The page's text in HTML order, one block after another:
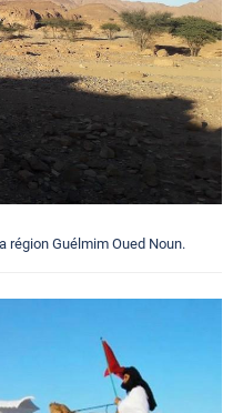
Guélmim Oued Noun.